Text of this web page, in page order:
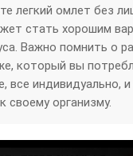
легкий омлет без
стать хорошим
Важно помнить о
который вы
все индивидуально,
своему организму.